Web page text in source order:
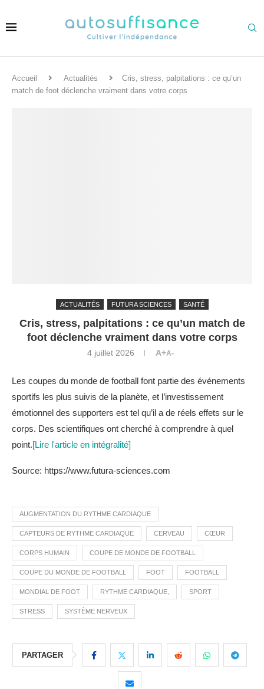
Accueil Actualités
Cris, stress, palpitations : ce qu’un
match de foot déclenche vraiment dans votre corps
ACTUALITÉS FUTURA SCIENCES SANTÉ
Cris, stress, palpitations : ce qu’un match de
foot déclenche vraiment dans votre corps
4 juillet 2026 A+A-
Les coupes du monde de football font partie des événements
sportifs les plus suivis de la planète, et l’investissement
émotionnel des supporters est tel qu’il a de réels effets sur le
corps. Des scientifiques ont cherché à comprendre à quel
point.[Lire l'article en intégralité]
Source: https://www.futura-sciences.com
AUGMENTATION DU RYTHME CARDIAQUE
CAPTEURS DE RYTHME CARDIAQUE CERVEAU CŒUR
CORPS HUMAIN COUPE DE MONDE DE FOOTBALL
COUPE DU MONDE DE FOOTBALL FOOT FOOTBALL
MONDIAL DE FOOT RYTHME CARDIAQUE, SPORT
STRESS SYSTÈME NERVEUX
PARTAGER